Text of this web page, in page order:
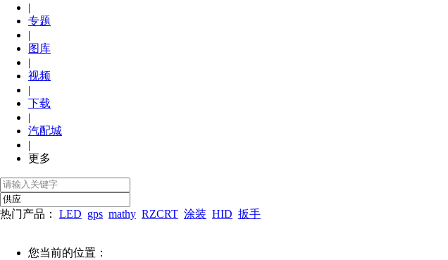
|
专题
|
图库
|
视频
|
下载
|
汽配城
|
更多
热门产品： LED gps mathy RZCRT 涂装 HID 扳手
您当前的位置：